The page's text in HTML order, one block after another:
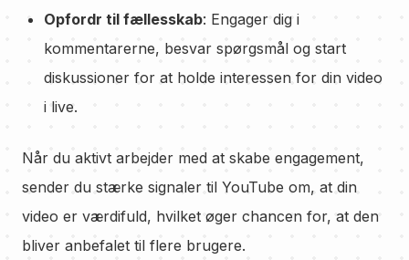
Opfordr til fællesskab: Engager dig i
kommentarerne, besvar spørgsmål og start
diskussioner for at holde interessen for din video
i live.
Når du aktivt arbejder med at skabe engagement,
sender du stærke signaler til YouTube om, at din
video er værdifuld, hvilket øger chancen for, at den
bliver anbefalet til flere brugere.